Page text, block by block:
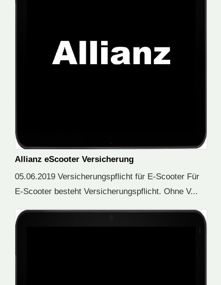
Allianz eScooter Versicherung
05.06.2019 Versicherungspflicht für E-Scooter Für
E-Scooter besteht Versicherungspflicht. Ohne V...